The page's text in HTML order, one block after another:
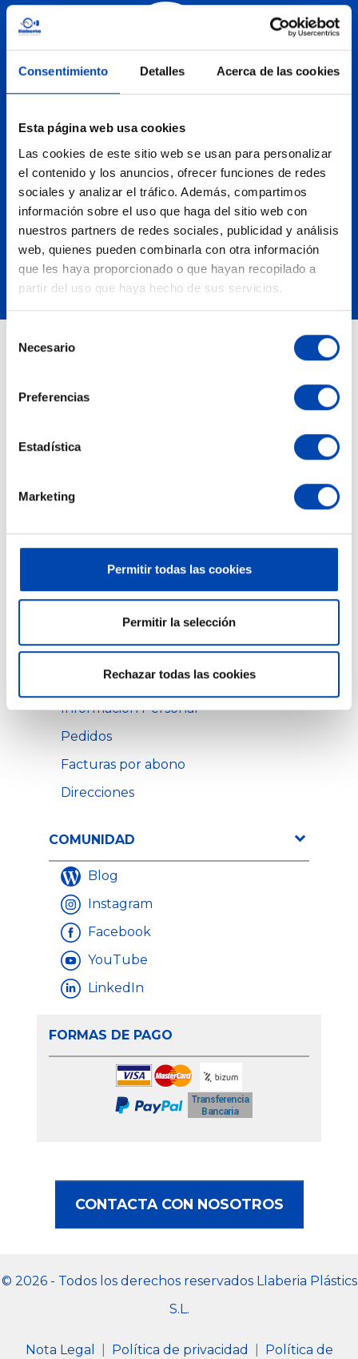
Consentimiento Detalles Acerca de las cookies
Esta página web usa cookies
Las cookies de este sitio web se usan para personalizar
el contenido y los anuncios, ofrecer funciones de redes
sociales y analizar el tráfico. Además, compartimos
información sobre el uso que haga del sitio web con
nuestros partners de redes sociales, publicidad y análisis
web, quienes pueden combinarla con otra información
que les haya proporcionado o que hayan recopilado a
partir del uso que haya hecho de sus servicios.
Necesario
Preferencias
Estadística
Marketing
Permitir todas las cookies
Permitir la selección
Rechazar todas las cookies
atencioncliente@llaberiagroup.com
Polígon Industrial Agro Reus
C/ Recasens i Mercadé, 71
43206
Reus
(Tarragona)
Tel.+34 977 106 222
Cómo llegar
Novedades
Cómo comprar
Mapa del Sitio
Política de entrega
SU CUENTA
Información Personal
Pedidos
Facturas por abono
Direcciones
COMUNIDAD
Blog
Instagram
Facebook
YouTube
LinkedIn
FORMAS DE PAGO
CONTACTA CON NOSOTROS
© 2026 - Todos los derechos reservados Llaberia Plástics
S.L.
Nota Legal Política de privacidad Política de